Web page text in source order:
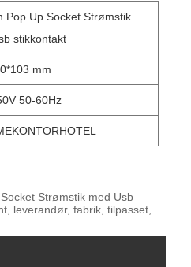
Pop Up Socket Strømstik
stikkontakt
mm
50-60Hz
Strømstik med Usb
leverandør, fabrik, tilpasset,